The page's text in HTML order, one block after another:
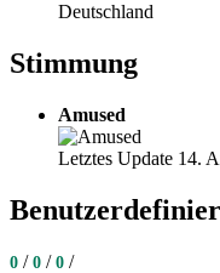
Deutschland
Stimmung
Amused
Letztes Update 14.
0 / 0 / 0 /